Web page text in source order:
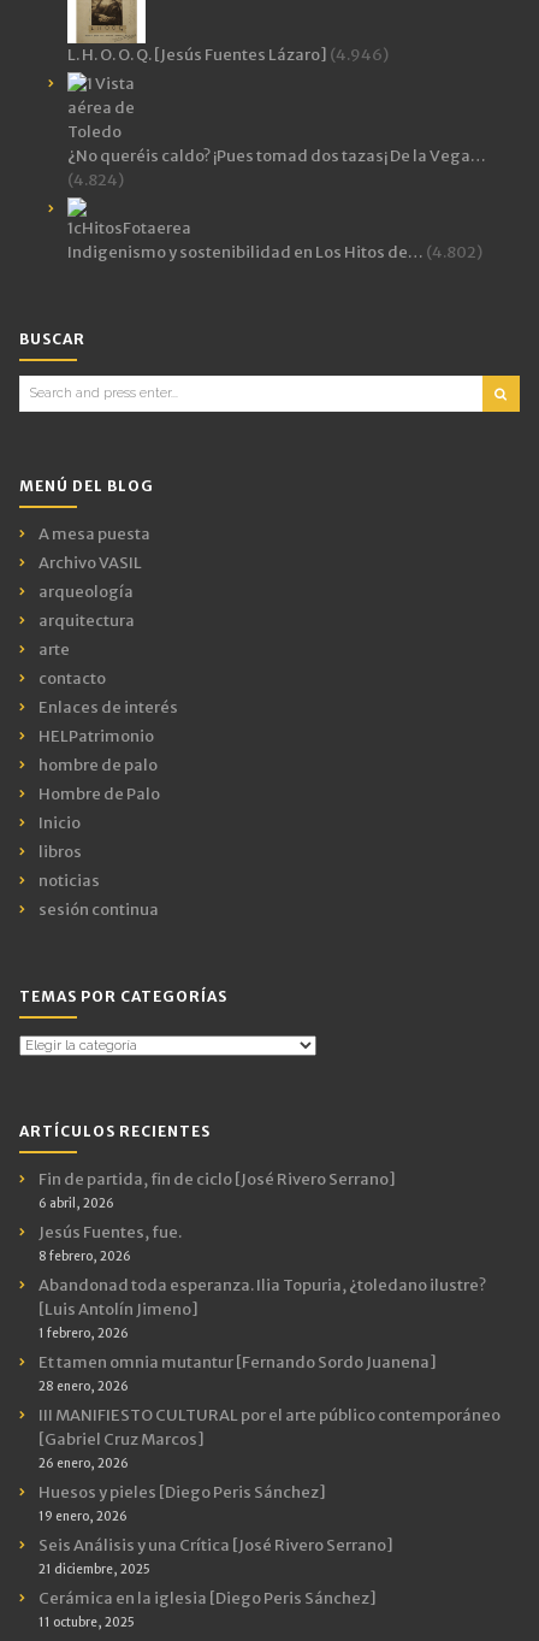
L. H. O. O. Q. [Jesús Fuentes Lázaro] (4.946)
¿No queréis caldo? ¡Pues tomad dos tazas¡ De la Vega…
(4.824)
Indigenismo y sostenibilidad en Los Hitos de… (4.802)
BUSCAR
Search
for:
MENÚ DEL BLOG
A mesa puesta
Archivo VASIL
arqueología
arquitectura
arte
contacto
Enlaces de interés
HELPatrimonio
hombre de palo
Hombre de Palo
Inicio
libros
noticias
sesión continua
TEMAS POR CATEGORÍAS
Temas
ARTÍCULOS RECIENTES
Fin de partida, fin de ciclo [José Rivero Serrano]
6 abril, 2026
Jesús Fuentes, fue.
8 febrero, 2026
Abandonad toda esperanza. Ilia Topuria, ¿toledano ilustre?
[Luis Antolín Jimeno]
1 febrero, 2026
Et tamen omnia mutantur [Fernando Sordo Juanena]
28 enero, 2026
III MANIFIESTO CULTURAL por el arte público contemporáneo
[Gabriel Cruz Marcos]
26 enero, 2026
Huesos y pieles [Diego Peris Sánchez]
19 enero, 2026
Seis Análisis y una Crítica [José Rivero Serrano]
21 diciembre, 2025
Cerámica en la iglesia [Diego Peris Sánchez]
11 octubre, 2025